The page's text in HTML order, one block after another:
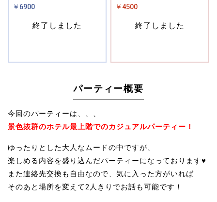
￥6900
終了しました
￥4500
終了しました
パーティー概要
今回のパーティーは、、、
景色抜群のホテル最上階でのカジュアルパーティー！
ゆったりとした大人なムードの中ですが、
楽しめる内容を盛り込んだパーティーになっております♥
また連絡先交換も自由なので、気に入った方がいれば
そのあと場所を変えて2人きりでお話も可能です！